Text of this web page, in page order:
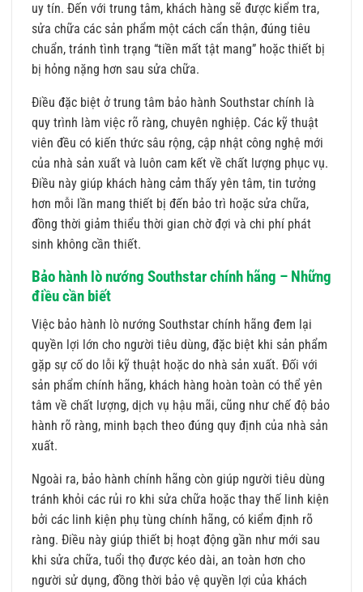
uy tín. Đến với trung tâm, khách hàng sẽ được kiểm tra,
sửa chữa các sản phẩm một cách cẩn thận, đúng tiêu
chuẩn, tránh tình trạng “tiền mất tật mang” hoặc thiết bị
bị hỏng nặng hơn sau sửa chữa.
Điều đặc biệt ở trung tâm bảo hành Southstar chính là
quy trình làm việc rõ ràng, chuyên nghiệp. Các kỹ thuật
viên đều có kiến thức sâu rộng, cập nhật công nghệ mới
của nhà sản xuất và luôn cam kết về chất lượng phục vụ.
Điều này giúp khách hàng cảm thấy yên tâm, tin tưởng
hơn mỗi lần mang thiết bị đến bảo trì hoặc sửa chữa,
đồng thời giảm thiểu thời gian chờ đợi và chi phí phát
sinh không cần thiết.
Bảo hành lò nướng Southstar chính hãng – Những
điều cần biết
Việc bảo hành lò nướng Southstar chính hãng đem lại
quyền lợi lớn cho người tiêu dùng, đặc biệt khi sản phẩm
gặp sự cố do lỗi kỹ thuật hoặc do nhà sản xuất. Đối với
sản phẩm chính hãng, khách hàng hoàn toàn có thể yên
tâm về chất lượng, dịch vụ hậu mãi, cũng như chế độ bảo
hành rõ ràng, minh bạch theo đúng quy định của nhà sản
xuất.
Ngoài ra, bảo hành chính hãng còn giúp người tiêu dùng
tránh khỏi các rủi ro khi sửa chữa hoặc thay thế linh kiện
bởi các linh kiện phụ tùng chính hãng, có kiểm định rõ
ràng. Điều này giúp thiết bị hoạt động gần như mới sau
khi sửa chữa, tuổi thọ được kéo dài, an toàn hơn cho
người sử dụng, đồng thời bảo vệ quyền lợi của khách